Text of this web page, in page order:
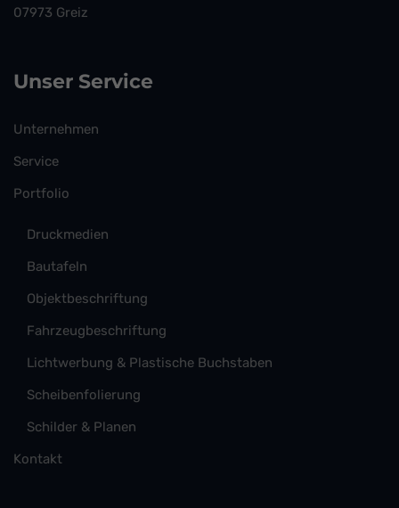
07973 Greiz
Unser Service
Unternehmen
Service
Portfolio
Druckmedien
Bautafeln
Objektbeschriftung
Fahrzeugbeschriftung
Lichtwerbung & Plastische Buchstaben
Scheibenfolierung
Schilder & Planen
Kontakt